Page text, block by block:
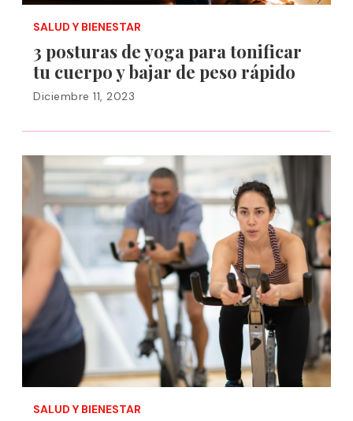
SALUD Y BIENESTAR
3 posturas de yoga para tonificar
tu cuerpo y bajar de peso rápido
Diciembre 11, 2023
SALUD Y BIENESTAR